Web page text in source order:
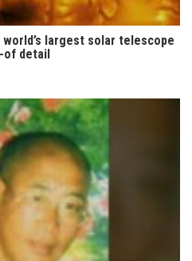
largest solar telescope
of detail